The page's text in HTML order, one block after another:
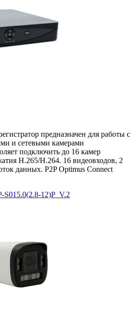
предназначен для работы с
и сетевыми камерами
подключить до 16 камер
H.265/H.264. 16 видеовходов, 2
данных. P2P Optimus Connect
S015.0(2.8-12)P_V.2